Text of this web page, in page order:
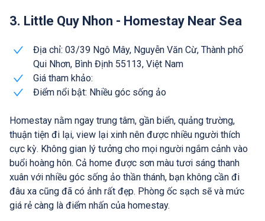
3. Little Quy Nhon - Homestay Near Sea
Địa chỉ: 03/39 Ngô Mây, Nguyễn Văn Cừ, Thành phố
Qui Nhơn, Bình Định 55113, Việt Nam
Giá tham khảo:
Điểm nổi bật: Nhiều góc sống ảo
Homestay nằm ngay trung tâm, gần biển, quảng trường,
thuận tiện đi lại, view lại xinh nên được nhiều người thích
cực kỳ. Không gian lý tưởng cho mọi người ngắm cảnh vào
buổi hoàng hôn. Cả home được sơn màu tươi sáng thanh
xuân với nhiều góc sống ảo thần thánh, bạn không cần đi
đâu xa cũng đã có ảnh rất đẹp. Phòng ốc sạch sẽ và mức
giá rẻ càng là điểm nhấn của homestay.